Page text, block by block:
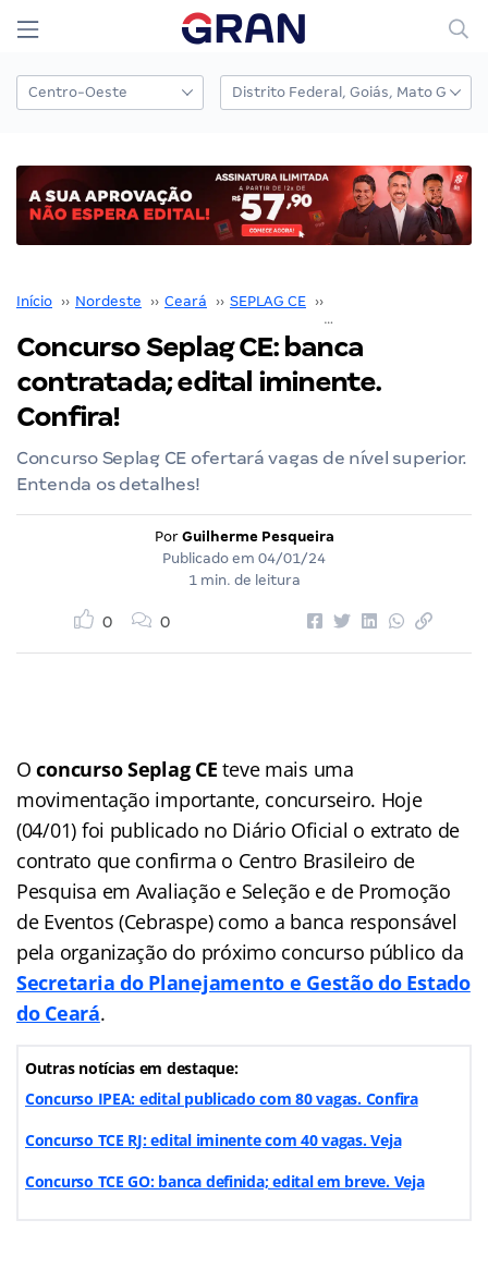
Início ›› Nordeste ›› Ceará ›› SEPLAG CE ››
Concurso Seplag CE: banca
contratada; edital iminente.
Confira!
Concurso Seplag CE ofertará vagas de nível superior.
Entenda os detalhes!
Por Guilherme Pesqueira
Publicado em 04/01/24
1 min. de leitura
0 0
Oconcurso Seplag CEteve mais uma
movimentação importante, concurseiro. Hoje
(04/01) foi publicado no Diário Oficial o extrato de
contrato que confirma o Centro Brasileiro de
Pesquisa em Avaliação e Seleção e de Promoção
de Eventos (Cebraspe) como a banca responsável
pela organização do próximo concurso público da
Secretaria do Planejamento e Gestão do Estado
do Ceará.
Outras notícias em destaque:
Concurso IPEA: edital publicado com 80 vagas. Confira
Concurso TCE RJ: edital iminente com 40 vagas. Veja
Concurso TCE GO: banca definida; edital em breve. Veja